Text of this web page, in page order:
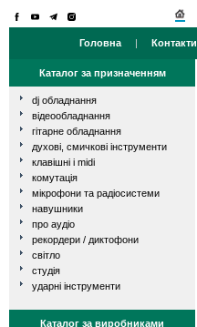
Головна | Контакти
Каталог за призначенням
dj обладнання
відеообладнання
гітарне обладнання
духові, смичкові інструменти
клавішні і midi
комутація
мікрофони та радіосистеми
навушники
про аудіо
рекордери / диктофони
світло
студія
ударні інструменти
Каталог за виробниками